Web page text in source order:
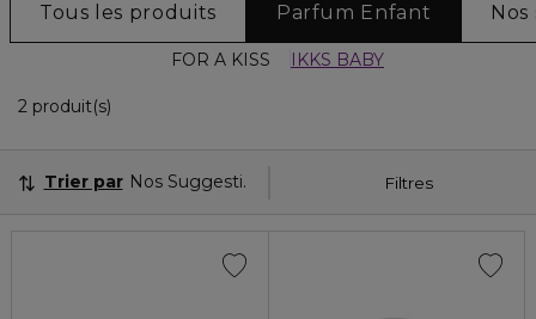
Tous les produits Parfum Enfant
FOR A KISS IKKS BABY
2 produit(s)
Filtres
Trier par Nos Suggestions